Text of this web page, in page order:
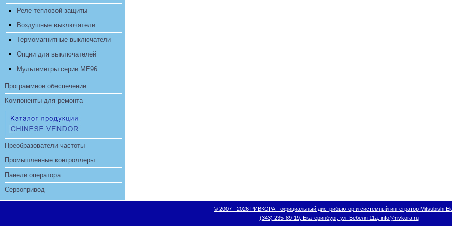
Реле тепловой защиты
Воздушные выключатели
Термомагнитные выключатели
Опции для выключателей
Мультиметры серии ME96
Программное обеспечение
Компоненты для ремонта
Преобразователи частоты
Промышленные контроллеры
Панели оператора
Сервопривод
© 2007 - 2026 РИВКОРА - официальный дистрибьютор и системный интегратор Mitsubishi
(343) 235-89-19, Екатеринбург, ул. Бебеля 11а, info@rivkora.ru